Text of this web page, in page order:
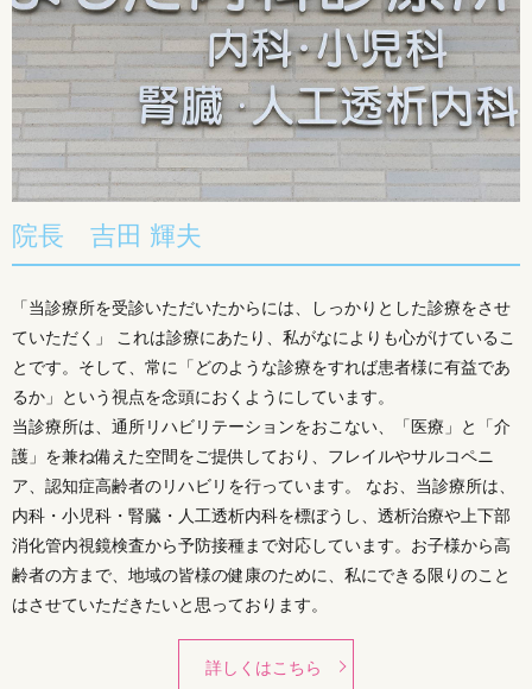
院長 吉田 輝夫
「当診療所を受診いただいたからには、しっかりとした診療をさせ
ていただく」 これは診療にあたり、私がなによりも心がけているこ
とです。そして、常に「どのような診療をすれば患者様に有益であ
るか」という視点を念頭におくようにしています。
当診療所は、通所リハビリテーションをおこない、「医療」と「介
護」を兼ね備えた空間をご提供しており、フレイルやサルコペニ
ア、認知症高齢者のリハビリを行っています。 なお、当診療所は、
内科・小児科・腎臓・人工透析内科を標ぼうし、透析治療や上下部
消化管内視鏡検査から予防接種まで対応しています。お子様から高
齢者の方まで、地域の皆様の健康のために、私にできる限りのこと
はさせていただきたいと思っております。
詳しくはこちら